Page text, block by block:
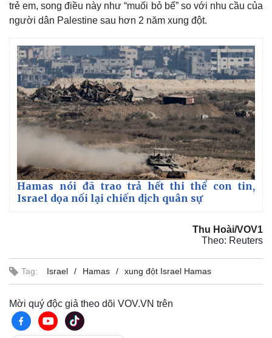
Thế giới
Quan sát
Multimedia
Video
E-Magazine
trẻ em, song điều này như “muối bỏ bể” so với nhu cầu của
người dân Palestine sau hơn 2 năm xung đột.
Hamas nói đã trao trả hết thi thể con tin,
Israel dọa nối lại chiến dịch quân sự
Thu Hoài/VOV1
Theo: Reuters
Tag: Israel Hamas xung đột Israel Hamas
Mời quý độc giả theo dõi VOV.VN trên